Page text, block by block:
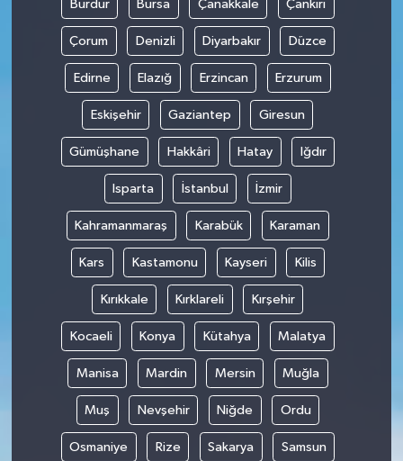
Burdur Bursa Çanakkale Çankırı
Çorum Denizli Diyarbakır Düzce
Edirne Elazığ Erzincan Erzurum
Eskişehir Gaziantep Giresun
Gümüşhane Hakkâri Hatay Iğdır
Isparta İstanbul İzmir
Kahramanmaraş Karabük Karaman
Kars Kastamonu Kayseri Kilis
Kırıkkale Kırklareli Kırşehir
Kocaeli Konya Kütahya Malatya
Manisa Mardin Mersin Muğla
Muş Nevşehir Niğde Ordu
Osmaniye Rize Sakarya Samsun